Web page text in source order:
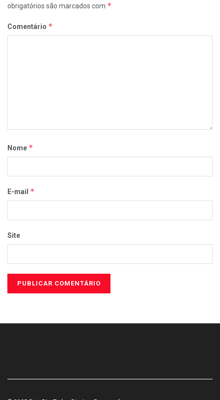
obrigatórios são marcados com *
Comentário *
Nome *
E-mail *
Site